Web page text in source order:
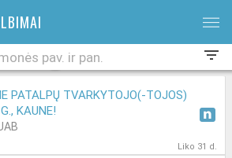
bars
filter_list
PATALPŲ TVARKYTOJO(-TOJOS)
KAUNE!
Liko 31 d.